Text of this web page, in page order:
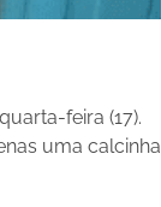
feira (17).
uma calcinha